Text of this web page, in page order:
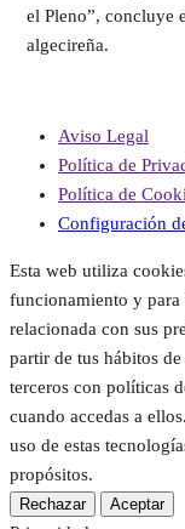
el Pleno”, concluye
algecireña.
Aviso Legal
Política de
Política de
Configuración
Esta web utiliza
funcionamiento y
relacionada con sus
partir de tus hábitos
terceros con políticas
cuando accedas a
uso de estas
propósitos.
Rechazar Aceptar